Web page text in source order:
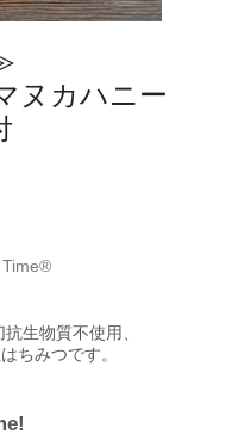
≫
ヌカハニー
Time®
生物質不使用、
ちみつです。